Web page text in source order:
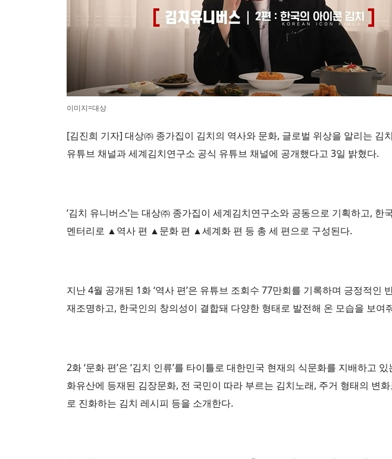
이미지=대상
[김진희 기자] 대상㈜ 종가집이 김치의 역사와 문화, 글로벌 위상을 알리는 김
유튜브 채널과 세계김치연구소 공식 유튜브 채널에 공개했다고 3일 밝혔다.
‘김치 유니버스’는 대상㈜ 종가집이 세계김치연구소와 공동으로 기획하고,
멘터리로 ▲역사 편 ▲문화 편 ▲세계화 편 등 총 세 편으로 구성된다.
지난 4월 공개된 1화 ‘역사 편’은 유튜브 조회수 77만회를 기록하며 긍정적
재조명하고, 한국인의 창의성이 결합돼 다양한 형태로 발전해 온 모습을 보여
2화 ‘문화 편’은 ‘김치 인류’를 타이틀로 대한민국 현재의 식문화를 지배하
화유산에 등재된 김장문화, 전 국민이 따라 부르는 김치노래, 주거 형태의 변
로 진화하는 김치 레시피 등을 소개한다.